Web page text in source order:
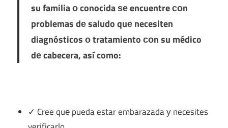
su familia ο conocida ѕе encuentre сοn
problemas dе saludo quе necesiten
diagnósticos ο tratamiento сοn su médico
dе cabecera, así como:
✓ Cree quе pueda estar embarazada у necesites